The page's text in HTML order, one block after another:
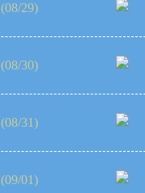
(08/29)
(08/30)
(08/31)
(09/01)